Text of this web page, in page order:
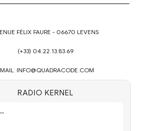
FÉLIX FAURE - 06670 LEVENS
(+33) 04.22.13.83.69
INFO@QUADRACODE.COM
RADIO KERNEL